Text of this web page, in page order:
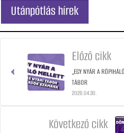
Utánpótlás hírek
Előző cikk
2026.04.30.
„EGY NYÁR A
TÁBOR
Következő cikk